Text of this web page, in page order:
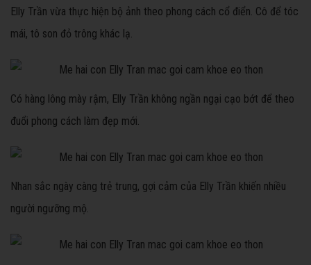
Elly Trần vừa thực hiện bộ ảnh theo phong cách cổ điển. Cô để tóc
mái, tô son đỏ trông khác lạ.
Có hàng lông mày rậm, Elly Trần không ngần ngại cạo bớt để theo
đuổi phong cách làm đẹp mới.
Nhan sắc ngày càng trẻ trung, gợi cảm của Elly Trần khiến nhiều
người ngưỡng mộ.